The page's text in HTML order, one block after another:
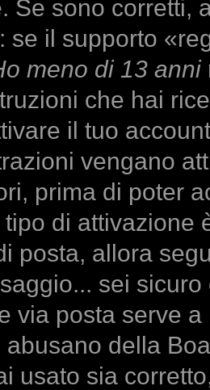
Se sono corretti,
se il supporto
meno di 13 anni
che hai
il tuo
vengano
prima di poter
di attivazione
posta, allora
sei
via posta serve
della
usato sia